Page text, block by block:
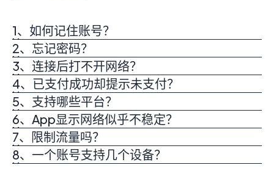
1、如何记住账号？
2、忘记密码？
3、连接后打不开网络？
4、已支付成功却提示未支付？
5、支持哪些平台？
6、App显示网络似乎不稳定？
7、限制流量吗？
8、一个账号支持几个设备？